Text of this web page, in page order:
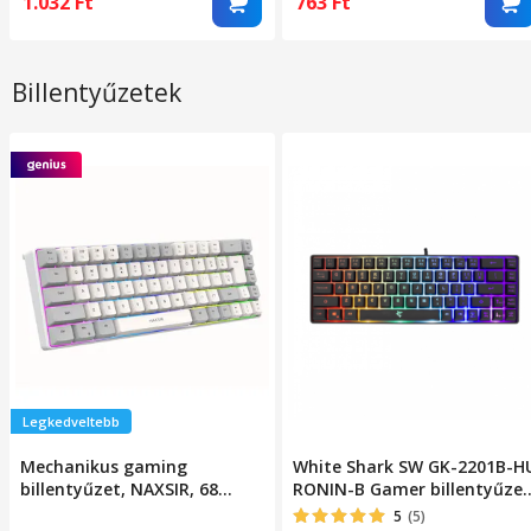
Billentyűzetek
Legkedveltebb
Mechanikus gaming
billentyűzet, NAXSIR, 68
White Shark SW GK-2201B-
RONIN-B Gamer
68 gomb, Magyar kiosztás,
5 (5)